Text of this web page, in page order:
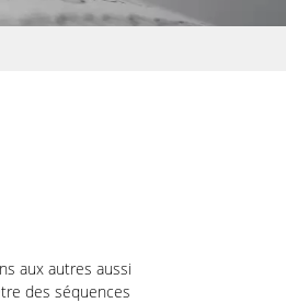
aux autres aussi
des séquences